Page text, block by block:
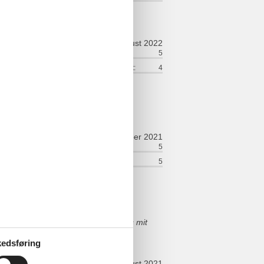
august 2022
5
Service på stedet:
4
september 2021
5
5
Frühstück im eigenen Haus mit